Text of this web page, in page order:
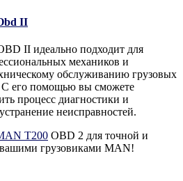
II
II идеально подходит для
механиков и
обслуживанию грузовых
его помощью вы сможете
процесс диагностики и
неисправностей.
T200 OBD 2 для точной и
грузовиками MAN!